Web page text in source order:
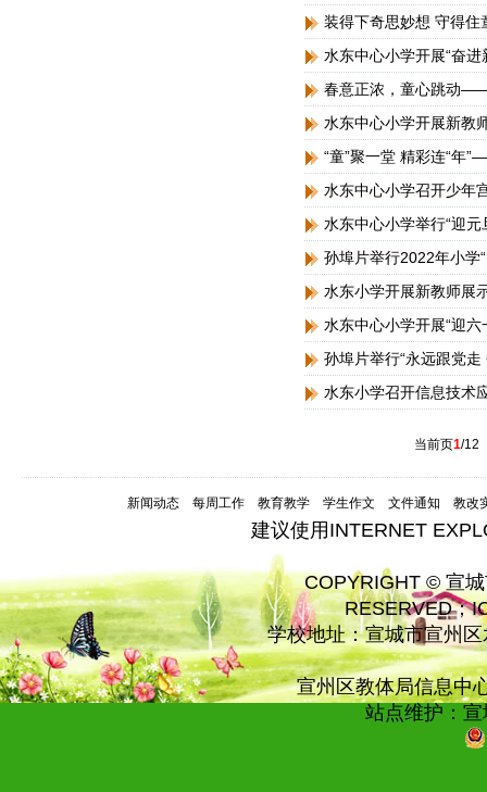
装得下奇思妙想 守得
水东中心小学开展“奋
春意正浓，童心跳动
水东中心小学开展新教
“童”聚一堂 精彩连“年
水东中心小学召开少年
水东中心小学举行“迎
孙埠片举行2022年小学
水东小学开展新教师展
水东中心小学开展“迎六
孙埠片举行“永远跟党
水东小学召开信息技术
当前页1/12
新闻动态 每周工作 教育教学 学生作文 文件通知 教改
建议使用INTERNET
COPYRIGHT © 宣
RESERVED；
学校地址：宣城市宣州
宣州区教体局信息中
站点维护：